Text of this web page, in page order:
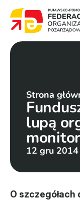
Projekty
Członkowie
English summary
Kontakt
Federacja
Statut i
Strona
lupą
12 gru 2014
O